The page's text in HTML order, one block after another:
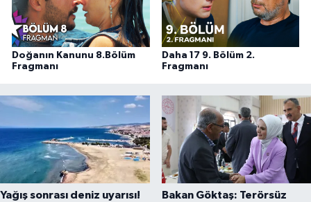
Doğanın Kanunu 8.Bölüm
Fragmanı
Daha 17 9. Bölüm 2.
Fragmanı
Yağış sonrası deniz uyarısı!
Bakan Göktaş: Terörsüz